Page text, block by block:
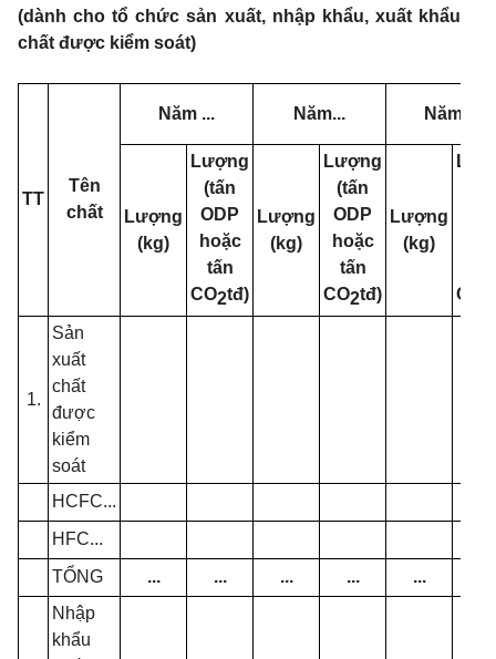
(dành cho tổ chức sản xuất, nhập khẩu, xuất khẩu
chất được kiểm soát)
TT
Tên
chất
Năm ... Năm... Năm ...
Lượng
(kg)
Lượng
(tấn
ODP
hoặc
tấn
CO2tđ)
Lượng
(kg)
Lượng
(tấn
ODP
hoặc
tấn
CO2tđ)
Lượng
(kg)
CO
1.
Sản
xuất
chất
được
kiểm
soát
HCFC...
HFC...
TỔNG
... ... ... ... ...
Nhập
khẩu